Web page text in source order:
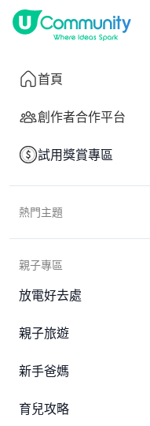
首頁
創作者合作平台
試用獎賞專區
熱門主題
親子專區
放電好去處
親子旅遊
新手爸媽
育兒攻略